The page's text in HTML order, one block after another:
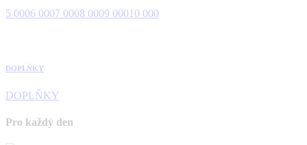
5 0006 0007 0008 0009 00010 000
DOPLŇKY
DOPLŇKY
Pro každý den